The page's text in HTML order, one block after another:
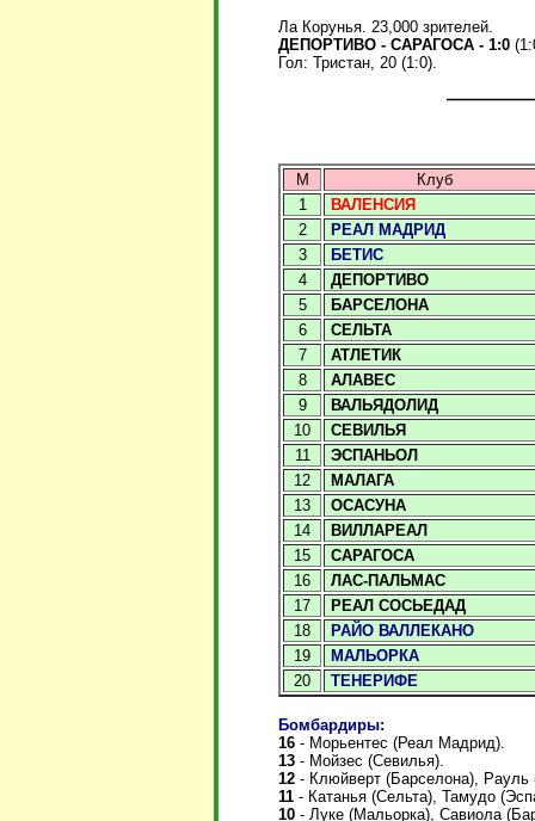
Ла Корунья. 23,000 зрителей.
ДЕПОРТИВО - САРАГОСА - 1:0
Гол: Тристан, 20 (1:0).
М
Клуб
1
ВАЛЕНСИЯ
2
РЕАЛ МАДРИД
3
БЕТИС
4
ДЕПОРТИВО
5
БАРСЕЛОНА
6
СЕЛЬТА
7
АТЛЕТИК
8
АЛАВЕС
9
ВАЛЬЯДОЛИД
10
СЕВИЛЬЯ
11
ЭСПАНЬОЛ
12
МАЛАГА
13
ОСАСУНА
14
ВИЛЛАРЕАЛ
15
САРАГОСА
16
ЛАС-ПАЛЬМАС
17
РЕАЛ СОСЬЕДАД
18
РАЙО ВАЛЛЕКАНО
19
МАЛЬОРКА
20
ТЕНЕРИФЕ
Бомбардиры:
16 - Морьентес (Реал Мадрид).
13 - Мойзес (Севилья).
12 - Клюйверт (Барселона),
11 - Катанья (Сельта), Тамудо
10 - Луке (Мальорка), Савиола